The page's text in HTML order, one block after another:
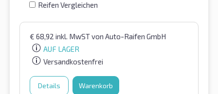
Reifen Vergleichen
€ 68,92 inkl. MwSTvon Auto-Raifen GmbH
AUF LAGER
Versandkostenfrei
Details Warenkorb